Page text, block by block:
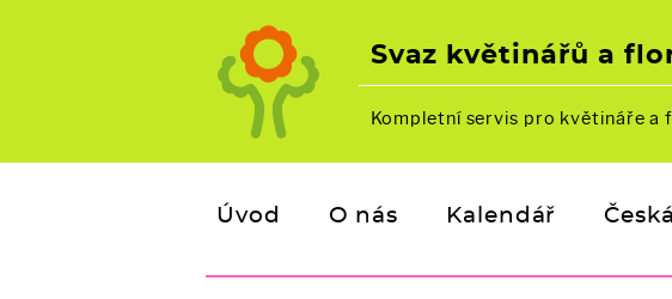
Svaz květinářů a
Kompletní servis pro květináře a
Úvod O nás Kalendář